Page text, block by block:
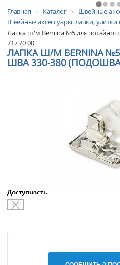
Главная Каталог
Швейные
Швейные аксессуары: лапки, улитки
Лапка ш/м Bernina №5 для
717 70 00
ЛАПКА Ш/М BERNINA
ШВА 330-380
Доступность
НЕТ